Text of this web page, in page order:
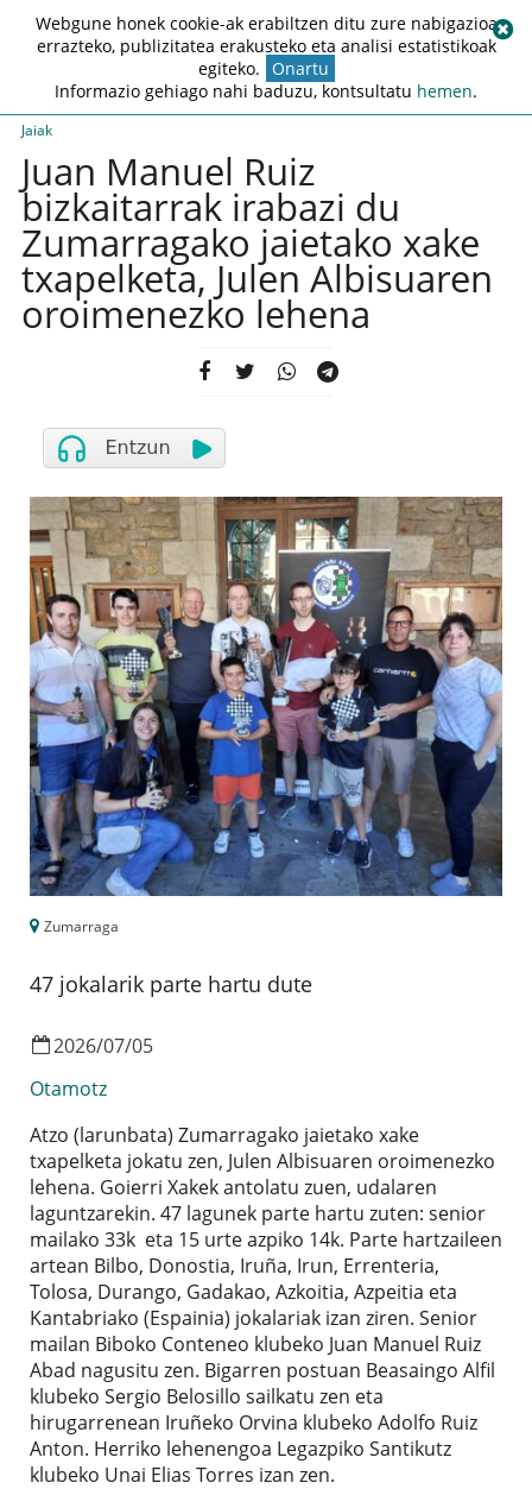
Jaiak
Juan Manuel Ruiz
bizkaitarrak irabazi du
Zumarragako jaietako xake
txapelketa, Julen Albisuaren
oroimenezko lehena
Zumarraga
47 jokalarik parte hartu dute
2026/07/05
Otamotz
Atzo (larunbata) Zumarragako jaietako xake
txapelketa jokatu zen, Julen Albisuaren oroimenezko
lehena. Goierri Xakek antolatu zuen, udalaren
laguntzarekin. 47 lagunek parte hartu zuten: senior
mailako 33k eta 15 urte azpiko 14k. Parte hartzaileen
artean Bilbo, Donostia, Iruña, Irun, Errenteria,
Tolosa, Durango, Gadakao, Azkoitia, Azpeitia eta
Kantabriako (Espainia) jokalariak izan ziren. Senior
mailan Biboko Conteneo klubeko Juan Manuel Ruiz
Abad nagusitu zen. Bigarren postuan Beasaingo Alfil
klubeko Sergio Belosillo sailkatu zen eta
hirugarrenean Iruñeko Orvina klubeko Adolfo Ruiz
Anton. Herriko lehenengoa Legazpiko Santikutz
klubeko Unai Elias Torres izan zen.
Webgune honek cookie-ak erabiltzen ditu zure nabigazioa
errazteko, publizitatea erakusteko eta analisi estatistikoak
egiteko. Onartu
Informazio gehiago nahi baduzu, kontsultatu hemen.